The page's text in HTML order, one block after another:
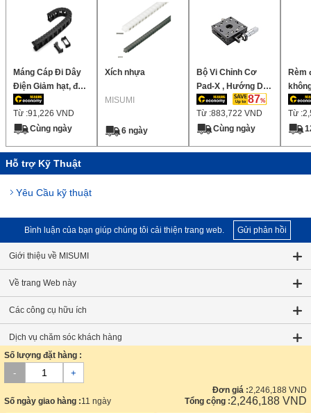
Máng Cáp Đi Dây
Điện Giảm hạt, độ
ồn thấp, chiều cao
bên trong 40mm
(Có thể gắn phạm
Từ :91,226 VND
Cùng ngày
Xích nhựa
MISUMI
6 ngày
Bộ Vi Chỉnh Cơ
Pad-X , Hướng Dẫn
Con Lăn Chữ Thập
87
Từ :883,722 VND
Cùng ngày
Rèm
loại
2,5°)
Từ :
Hỗ trợ Kỹ Thuật
Yêu Cầu kỹ thuật
Bình luận của bạn giúp chúng tôi cải thiện trang web. Gửi phản hồi
Giới thiệu về MISUMI
Về trang Web này
Các công cụ hữu ích
Dịch vụ chăm sóc khách hàng
Phương tiện truyền thông xã hội
Số lượng đặt hàng :
- +
Số ngày giao hàng :11 ngày
Đơn giá :2,246,188 VND
Tổng cộng :2,246,188 VND